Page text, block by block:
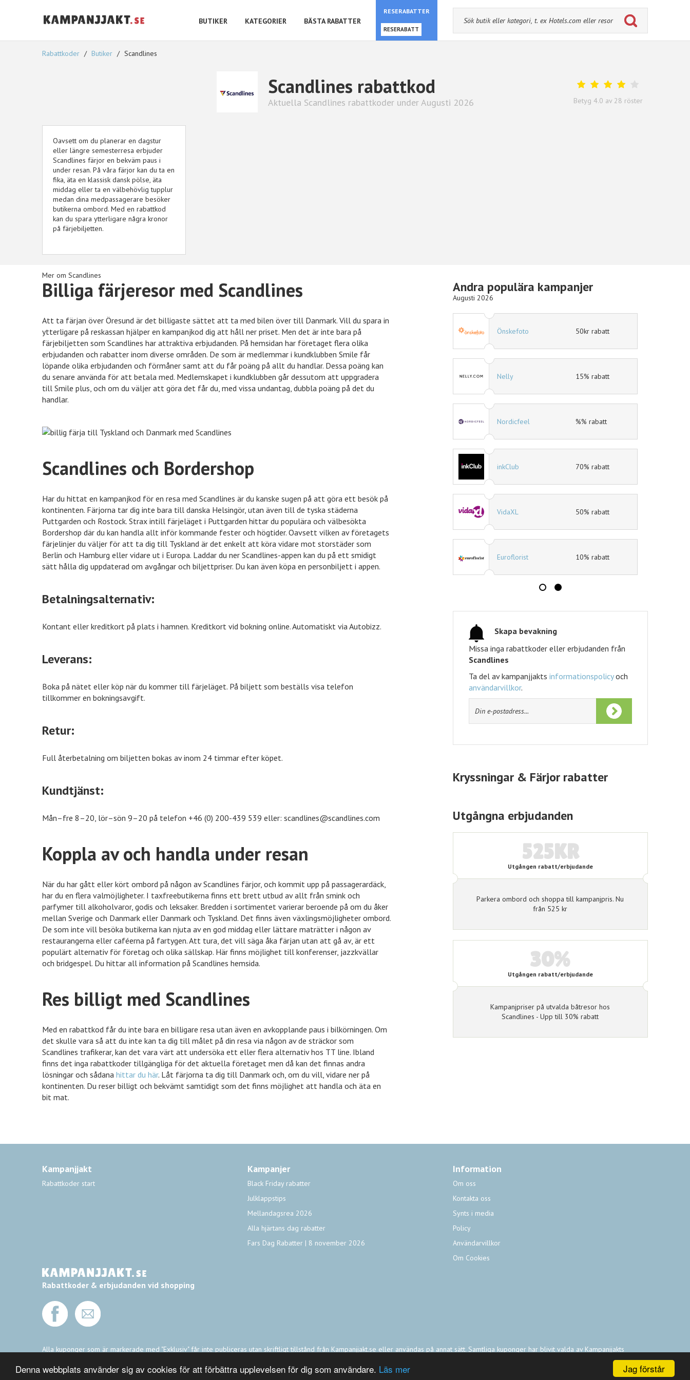
Jag förstår
Denna webbplats använder sig av cookies för att förbättra upplevelsen för dig som användare. Läs mer
BUTIKER KATEGORIER BÄSTA RABATTER
RESERABATTER
RESERABATT
Rabattkoder Butiker Scandlines
Betyg 4.0 av 28 röster
Scandlines rabattkod
Aktuella Scandlines rabattkoder under Augusti 2026
Oavsett om du planerar en dagstur
eller längre semesterresa erbjuder
Scandlines färjor en bekväm paus i
under resan. På våra färjor kan du ta en
fika, äta en klassisk dansk pölse, äta
middag eller ta en välbehövlig tupplur
medan dina medpassagerare besöker
butikerna ombord. Med en rabattkod
kan du spara ytterligare några kronor
på färjebiljetten.
Mer om Scandlines
Billiga färjeresor med Scandlines
Att ta färjan över Öresund är det billigaste sättet att ta med bilen över till Danmark. Vill du spara in
ytterligare på reskassan hjälper en kampanjkod dig att håll ner priset. Men det är inte bara på
färjebiljetten som Scandlines har attraktiva erbjudanden. På hemsidan har företaget flera olika
erbjudanden och rabatter inom diverse områden. De som är medlemmar i kundklubben Smile får
löpande olika erbjudanden och förmåner samt att du får poäng på allt du handlar. Dessa poäng kan
du senare använda för att betala med. Medlemskapet i kundklubben går dessutom att uppgradera
till Smile plus, och om du väljer att göra det får du, med vissa undantag, dubbla poäng på det du
handlar.
Scandlines och Bordershop
Har du hittat en kampanjkod för en resa med Scandlines är du kanske sugen på att göra ett besök på
kontinenten. Färjorna tar dig inte bara till danska Helsingör, utan även till de tyska städerna
Puttgarden och Rostock. Strax intill färjeläget i Puttgarden hittar du populära och välbesökta
Bordershop där du kan handla allt inför kommande fester och högtider. Oavsett vilken av företagets
färjelinjer du väljer för att ta dig till Tyskland är det enkelt att köra vidare mot storstäder som
Berlin och Hamburg eller vidare ut i Europa. Laddar du ner Scandlines-appen kan du på ett smidigt
sätt hålla dig uppdaterad om avgångar och biljettpriser. Du kan även köpa en personbiljett i appen.
Betalningsalternativ:
Kontant eller kreditkort på plats i hamnen. Kreditkort vid bokning online. Automatiskt via Autobizz.
Leverans:
Boka på nätet eller köp när du kommer till färjeläget. På biljett som beställs visa telefon
tillkommer en bokningsavgift.
Retur:
Full återbetalning om biljetten bokas av inom 24 timmar efter köpet.
Kundtjänst:
Mån–fre 8–20, lör–sön 9–20 på telefon +46 (0) 200-439 539 eller: scandlines@scandlines.com
Koppla av och handla under resan
När du har gått eller kört ombord på någon av Scandlines färjor, och kommit upp på passagerardäck,
har du en flera valmöjligheter. I taxfreebutikerna finns ett brett utbud av allt från smink och
parfymer till alkoholvaror, godis och leksaker. Bredden i sortimentet varierar beroende på om du åker
mellan Sverige och Danmark eller Danmark och Tyskland. Det finns även växlingsmöjligheter ombord.
De som inte vill besöka butikerna kan njuta av en god middag eller lättare maträtter i någon av
restaurangerna eller caféerna på fartygen. Att tura, det vill säga åka färjan utan att gå av, är ett
populärt alternativ för företag och olika sällskap. Här finns möjlighet till konferenser, jazzkvällar
och bridgespel. Du hittar all information på Scandlines hemsida.
Res billigt med Scandlines
Med en rabattkod får du inte bara en billigare resa utan även en avkopplande paus i bilkörningen. Om
det skulle vara så att du inte kan ta dig till målet på din resa via någon av de sträckor som
Scandlines trafikerar, kan det vara värt att undersöka ett eller flera alternativ hos TT line. Ibland
finns det inga rabattkoder tillgängliga för det aktuella företaget men då kan det finnas andra
lösningar och sådanahittar du här. Låt färjorna ta dig till Danmark och, om du vill, vidare ner på
kontinenten. Du reser billigt och bekvämt samtidigt som det finns möjlighet att handla och äta en
bit mat.
Andra populära kampanjer
Augusti 2026
Önskefoto 50kr rabatt
Nelly 15% rabatt
inkClub 70% rabatt
VidaXL 50% rabatt
Euroflorist 10% rabatt
Hotels.com 10% rabatt
Ellos 15% rabatt
Mat.se
Jotex 40% rabatt
Expedia 10% rabatt
Önskefoto 50kr rabatt
Nordicfeel %% rabatt
inkClub 70% rabatt
VidaXL 50% rabatt
Euroflorist 10% rabatt
Tidningskungen
Skapa bevakning
Missa inga rabattkoder eller erbjudanden från
Ta del av kampanjjakts
informationspolicy
Kryssningar & Färjor rabatter
Utgångna erbjudanden
525KR
Parkera ombord och shoppa till kampanjpris. Nu
30%
Kampanjpriser på utvalda båtresor hos
Scandlines - Upp till 30% rabatt
Kampanjjakt
Rabattkoder start
Kampanjer
Black Friday rabatter
Julklappstips
Mellandagsrea 2026
Alla hjärtans dag rabatter
Fars Dag Rabatter | 8 november 2026
Information
Om oss
Kontakta oss
Synts i media
Policy
Användarvillkor
Om Cookies
Rabattkoder & erbjudanden vid shopping
Alla kuponger som är markerade med "Exklusiv" får inte publiceras utan skriftligt tillstånd från Kampanjjakt.se eller användas på annat sätt. Samtliga kuponger har blivit valda av Kampanjjakts